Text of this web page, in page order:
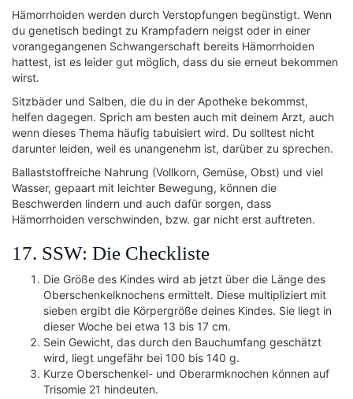
Hämorrhoiden werden durch Verstopfungen begünstigt. Wenn
du genetisch bedingt zu Krampfadern neigst oder in einer
vorangegangenen Schwangerschaft bereits Hämorrhoiden
hattest, ist es leider gut möglich, dass du sie erneut bekommen
wirst.
Sitzbäder und Salben, die du in der Apotheke bekommst,
helfen dagegen. Sprich am besten auch mit deinem Arzt, auch
wenn dieses Thema häufig tabuisiert wird. Du solltest nicht
darunter leiden, weil es unangenehm ist, darüber zu sprechen.
Ballaststoffreiche Nahrung (Vollkorn, Gemüse, Obst) und viel
Wasser, gepaart mit leichter Bewegung, können die
Beschwerden lindern und auch dafür sorgen, dass
Hämorrhoiden verschwinden, bzw. gar nicht erst auftreten.
17. SSW: Die Checkliste
Die Größe des Kindes wird ab jetzt über die Länge des
Oberschenkelknochens ermittelt. Diese multipliziert mit
sieben ergibt die Körpergröße deines Kindes. Sie liegt in
dieser Woche bei etwa 13 bis 17 cm.
Sein Gewicht, das durch den Bauchumfang geschätzt
wird, liegt ungefähr bei 100 bis 140 g.
Kurze Oberschenkel- und Oberarmknochen können auf
Trisomie 21 hindeuten.